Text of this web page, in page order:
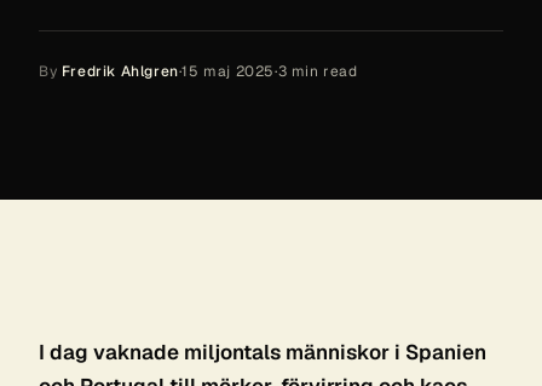
By Fredrik Ahlgren·15 maj 2025·3 min read
I dag vaknade miljontals människor i Spanien